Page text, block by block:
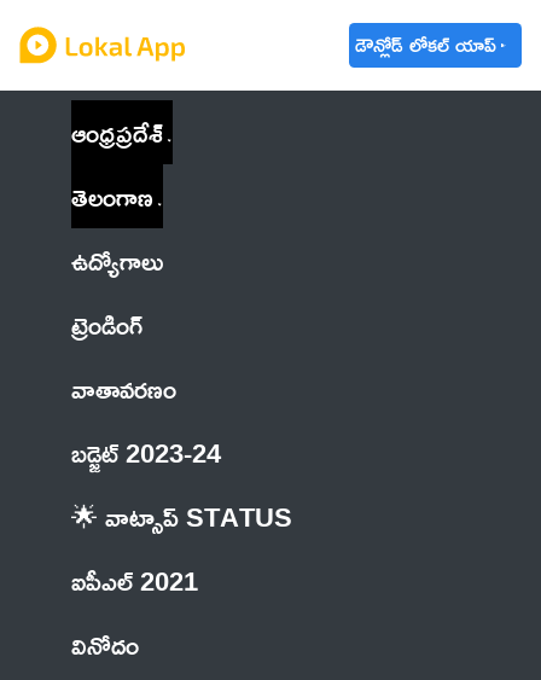
డౌన్లోడ్ లోకల్ యాప్
ఆంధ్రప్రదేశ్
తెలంగాణ
ఉద్యోగాలు
ట్రెండింగ్
వాతావరణం
బడ్జెట్ 2023-24
🌟 వాట్సాప్ STATUS
ఐపీఎల్ 2021
వినోదం